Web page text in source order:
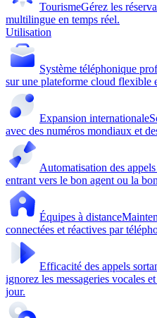
TourismeGérez les
multilingue en temps réel.
Utilisation
Système téléphonique
sur une plateforme cloud flexible
Expansion internationale
avec des numéros mondiaux et
Automatisation des
entrant vers le bon agent ou la
Équipes à distance
connectées et réactives par
Efficacité des appels
ignorez les messageries vocales
jour.